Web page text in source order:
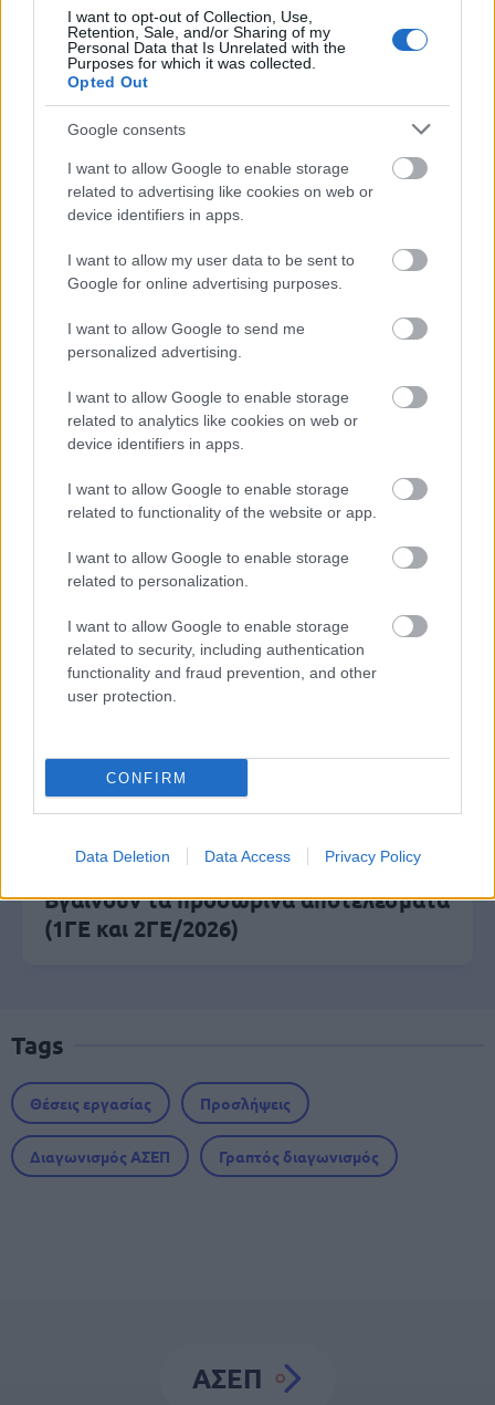
I want to opt-out of Collection, Use,
Retention, Sale, and/or Sharing of my
Personal Data that Is Unrelated with the
Purposes for which it was collected.
Opted Out
Google consents
I want to allow Google to enable storage
related to advertising like cookies on web or
device identifiers in apps.
I want to allow my user data to be sent to
Google for online advertising purposes.
I want to allow Google to send me
personalized advertising.
I want to allow Google to enable storage
related to analytics like cookies on web or
device identifiers in apps.
I want to allow Google to enable storage
related to functionality of the website or app.
I want to allow Google to enable storage
related to personalization.
I want to allow Google to enable storage
related to security, including authentication
functionality and fraud prevention, and other
user protection.
CONFIRM
Data Deletion Data Access Privacy Policy
μέρες
Μάθε πρώτος όλες τις σημαντικές
ειδήσεις.
Βάλε το proson.gr στα αποτελέσματα
αναζήτησης της Google
Δημοφιλείς Ειδήσεις
Μόνιμοι στο υπουργείο Εξωτερικών
Κατώτατος μισθός: Σενάριο για
αύξηση στα 1.000 ευρώ από το 2027
(στατιστικά)
ΑΣΕΠ - Προσλήψεις αναπληρωτών:
Βγαίνουν τα προσωρινά αποτελέσματα
(1ΓΕ και 2ΓΕ/2026)
Tags
Θέσεις εργασίας Προσλήψεις
Διαγωνισμός ΑΣΕΠ Γραπτός διαγωνισμός
ΑΣΕΠ